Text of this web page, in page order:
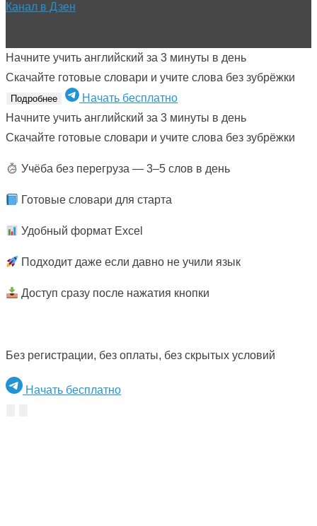
Канал в Дзен
Начните учить английский за 3 минуты в день
Скачайте готовые словари и учите слова без зубрёжки
Подробнее
Начать бесплатно
Начните учить английский за 3 минуты в день
Скачайте готовые словари и учите слова без зубрёжки
Учёба без перегруза — 3–5 слов в день
Готовые словари для старта
Удобный формат Excel
Подходит даже если давно не учили язык
Доступ сразу после нажатия кнопки
Без регистрации, без оплаты, без скрытых условий
Начать бесплатно